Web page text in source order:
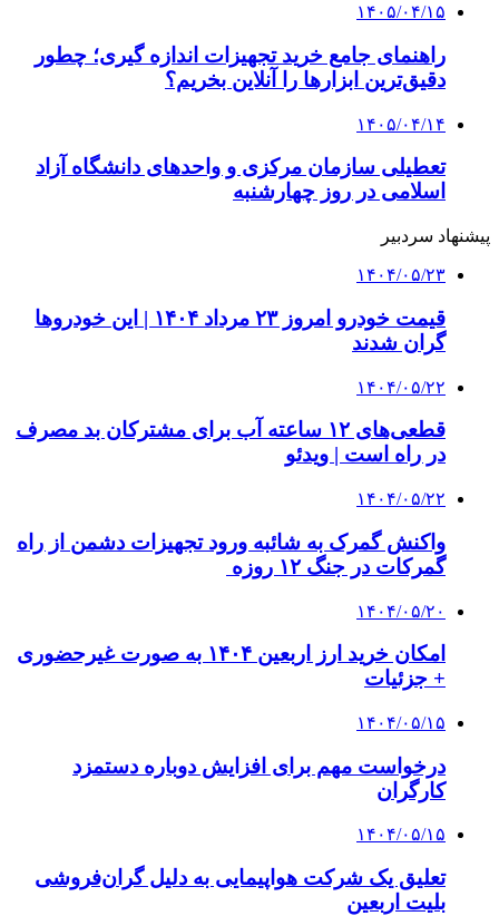
۱۴۰۵/۰۴/۱۵
راهنمای جامع خرید تجهیزات اندازه گیری؛ چطور
دقیق‌ترین ابزارها را آنلاین بخریم؟
۱۴۰۵/۰۴/۱۴
تعطیلی سازمان مرکزی و واحدهای دانشگاه آزاد
اسلامی در روز چهارشنبه
پیشنهاد سردبیر
۱۴۰۴/۰۵/۲۳
قیمت خودرو امروز ۲۳ مرداد ۱۴۰۴ | این خودروها
گران شدند
۱۴۰۴/۰۵/۲۲
قطعی‌های ۱۲ ساعته آب برای مشترکان بد مصرف
در راه است | ویدئو
۱۴۰۴/۰۵/۲۲
واکنش گمرک به شائبه ورود تجهیزات دشمن از راه
گمرکات در جنگ ۱۲ روزه
۱۴۰۴/۰۵/۲۰
امکان خرید ارز اربعین ۱۴۰۴ به صورت غیرحضوری
+ جزئیات
۱۴۰۴/۰۵/۱۵
درخواست مهم برای افزایش دوباره دستمزد
کارگران
۱۴۰۴/۰۵/۱۵
تعلیق یک شرکت هواپیمایی به دلیل گران‌فروشی
بلیت اربعین